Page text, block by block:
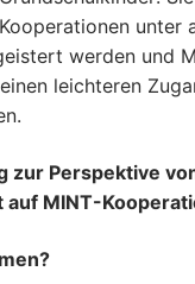
unter
werden und
leichteren
zur Perspektive
auf MINT-